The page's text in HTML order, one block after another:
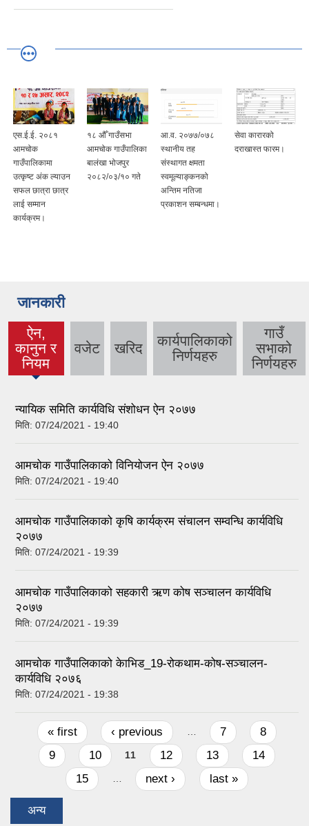
एस.ई.ई. २०८१
आमचोक
गाउँपालिकामा
उत्कृष्ट अंक ल्याउन
सफल छात्रा छात्र
लाई सम्मान
कार्यक्रम।
१८ औँ गाउँसभा
आमचोक गाउँपालिका
बालंखा भोजपुर
२०८२/०३/१० गते
आ.व. २०७७/०७८
स्थानीय तह
संस्थागत क्षमता
स्वमूल्याङ्कनको
अन्तिम नतिजा
प्रकाशन सम्बन्धमा।
सेवा कारारको
दराखास्त फारम।
जानकारी
ऐन,
कानुन र
नियम
(active
tab)
वजेट खरिद
कार्यपालिकाको
निर्णयहरु
गाउँ
सभाको
निर्णयहरु
न्यायिक समिति कार्यविधि संशोधन ऐन २०७७
मिति: 07/24/2021 - 19:40
आमचोक गाउँपालिकाको विनियोजन ऐन २०७७
मिति: 07/24/2021 - 19:40
आमचोक गाउँपालिकाको कृषि कार्यक्रम संचालन सम्वन्धि कार्यविधि
२०७७
मिति: 07/24/2021 - 19:39
आमचोक गाउँपालिकाको सहकारी ऋण कोष सञ्चालन कार्यविधि
२०७७
मिति: 07/24/2021 - 19:39
आमचोक गाउँपालिकाको केाभिड_19-रोकथाम-कोष-सञ्चालन-
कार्यविधि २०७६
मिति: 07/24/2021 - 19:38
Pages
« first ‹ previous … 7
8
9
10 11 12 13
14
15
… next › last »
अन्य